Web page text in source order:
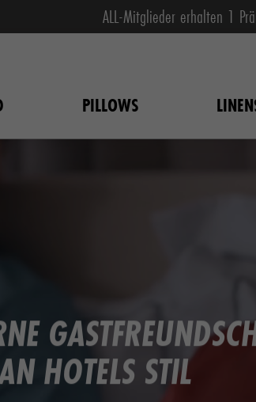
ALL-Mitglieder erhalten 1
PILLOWS
HOTELS STIL